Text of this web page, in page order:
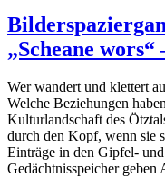
„Scheane
Wer wandert und klettert
Welche Beziehungen
Kulturlandschaft des
durch den Kopf, wenn sie
Einträge in den Gipfel-
Gedächtnisspeicher geben